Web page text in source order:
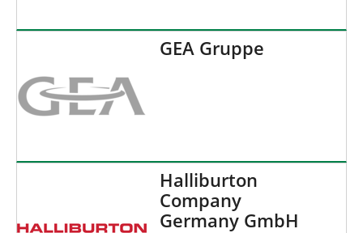
GEA Gruppe
Halliburton
Company
Germany GmbH